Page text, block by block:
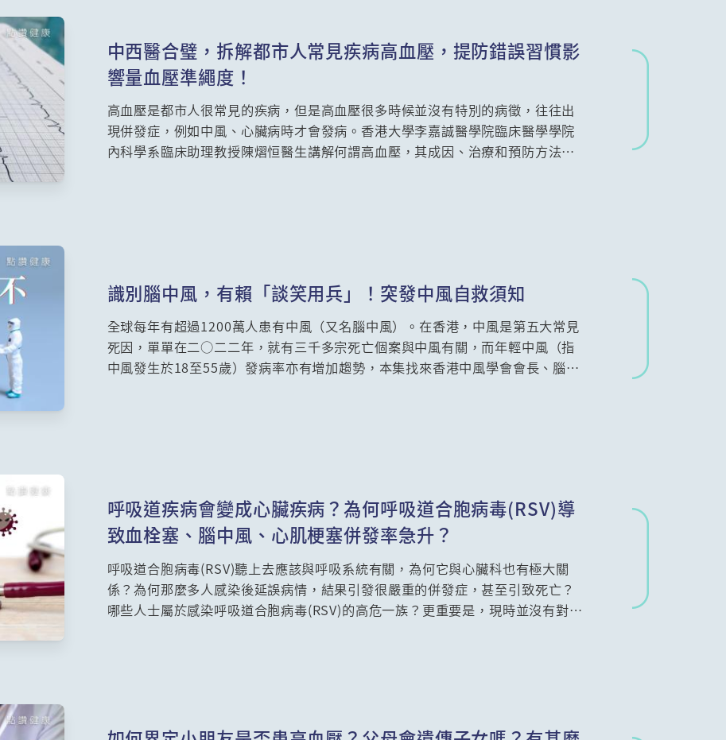
中西醫合璧，拆解都市人常見疾病高血壓，提防錯誤習慣影
響量血壓準繩度！
高血壓是都市人很常見的疾病，但是高血壓很多時候並沒有特別的病徵，往往出
現併發症，例如中風、心臟病時才會發病。香港大學李嘉誠醫學院臨床醫學學院
內科學系臨床助理教授陳熠恒醫生講解何謂高血壓，其成因、治療和預防方法。
識別腦中風，有賴「談笑用兵」！突發中風自救須知
全球每年有超過1200萬人患有中風（又名腦中風）。在香港，中風是第五大常見
死因，單單在二○二二年，就有三千多宗死亡個案與中風有關，而年輕中風（指
中風發生於18至55歲）發病率亦有增加趨勢，本集找來香港中風學會會長、腦神
呼吸道疾病會變成心臟疾病？為何呼吸道合胞病毒(RSV)導
致血栓塞、腦中風、心肌梗塞併發率急升？
呼吸道合胞病毒(RSV)聽上去應該與呼吸系統有關，為何它與心臟科也有極大關
係？為何那麼多人感染後延誤病情，結果引發很嚴重的併發症，甚至引致死亡？
哪些人士屬於感染呼吸道合胞病毒(RSV)的高危一族？更重要是，現時並沒有對治